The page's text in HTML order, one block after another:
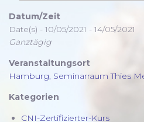
Datum/Zeit
Date(s) - 10/05/2021 - 14/05/2021
Ganztägig
Veranstaltungsort
Hamburg, Seminarraum Thies
Kategorien
CNI-Zertifizierter-Kurs